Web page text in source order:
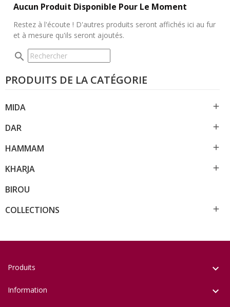
PRODUITS DE LA CATÉGORIE
MIDA 
DAR 
HAMMAM 
KHARJA 
BIROU
COLLECTIONS

Aucun Produit Disponible Pour Le Moment
Restez à l'écoute ! D'autres produits seront affichés ici au fur
et à mesure qu'ils seront ajoutés.
search
Produits 
Information 